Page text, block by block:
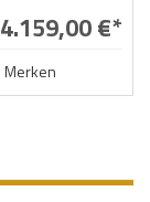
4.159,00 €*
Merken